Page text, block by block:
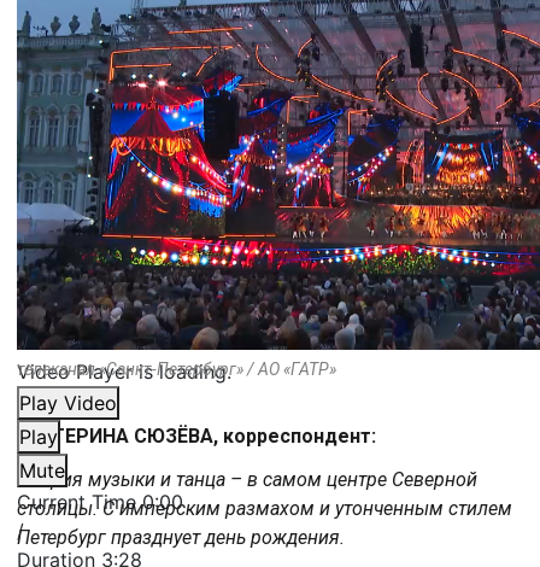
Video Player is loading.
Play Video
Play
Mute
Current Time0:00
/
Duration 3:28
телеканал «Санкт-Петербург» / АО «ГАТР»
ЕКАТЕРИНА СЮЗЁВА, корреспондент:
Феерия музыки и танца – в самом центре Северной
столицы. С имперским размахом и утонченным стилем
Петербург празднует день рождения.